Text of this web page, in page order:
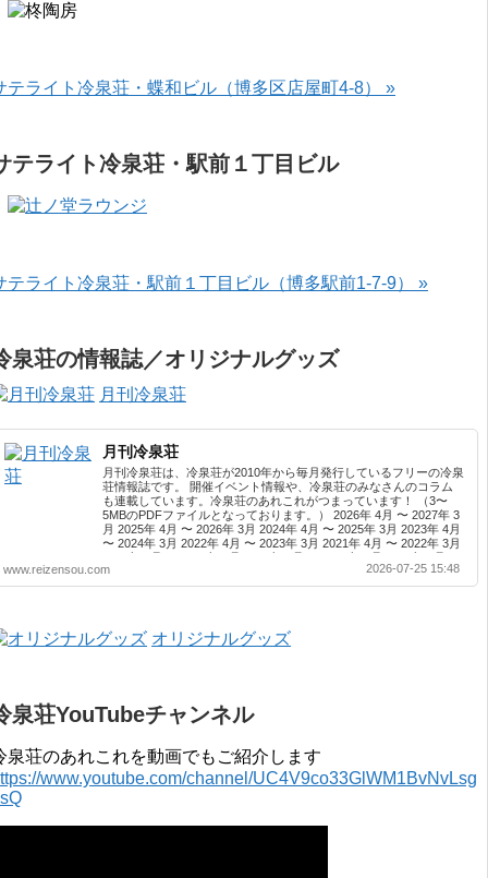
テライト冷泉荘・蝶和ビル（博多区店屋町4-8） »
テライト冷泉荘・駅前１丁目ビル
テライト冷泉荘・駅前１丁目ビル（博多駅前1-7-9） »
泉荘の情報誌／オリジナルグッズ
月刊冷泉荘
月刊冷泉荘
月刊冷泉荘は、冷泉荘が2010年から毎月発行しているフリーの冷泉
荘情報誌です。 開催イベント情報や、冷泉荘のみなさんのコラム
も連載しています。冷泉荘のあれこれがつまっています！ （3〜
5MBのPDFファイルとなっております。） 2026年 4月 〜 2027年 3
月 2025年 4月 〜 2026年 3月 2024年 4月 〜 2025年 3月 2023年 4月
〜 2024年 3月 2022年 4月 〜 2023年 3月 2021年 4月 〜 2022年 3月
2020年 4月 〜 2021年 3月 2019年 4月 〜 2020年 3月 2018年 4月 〜
2019年 3月 2017年 4月 〜 2018年 3月 2016年 4月 〜 2017年 3月
2015年 4月 〜 2016年 3月 2014年 4月 〜 2015年 3月 2013...
www.reizensou.com 2026-07-25 15:48
オリジナルグッズ
泉荘YouTubeチャンネル
泉荘のあれこれを動画でもご紹介します
www.youtube.com/channel/UC4V9co33GlWM1BvNvLsg